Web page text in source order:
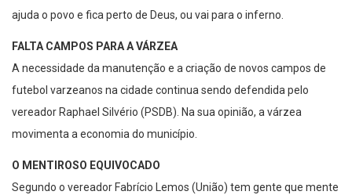
ajuda o povo e fica perto de Deus, ou vai para o inferno.
FALTA CAMPOS PARA A VÁRZEA
A necessidade da manutenção e a criação de novos campos de
futebol varzeanos na cidade continua sendo defendida pelo
vereador Raphael Silvério (PSDB). Na sua opinião, a várzea
movimenta a economia do município.
O MENTIROSO EQUIVOCADO
Segundo o vereador Fabrício Lemos (União) tem gente que mente